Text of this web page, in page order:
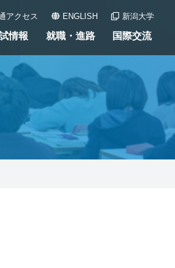
情報 就職・進路 国際交流
アクセス ENGLISH 新潟大学